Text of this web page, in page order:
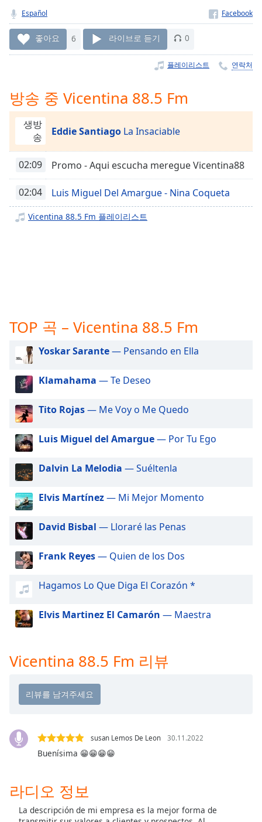
live LIVE
Remaining
Time-
Playback
Rate
Chapters
Chapters
Descriptions
descriptions
selected
dialog
subtitles
off
selected
Audio
Track
Picture-
Picture
Fullscreen
This
modal
window.
Beginning
dialog
Escape
cancel
and
the
window.
Color
Opacity
Background
Color
Español
좋아요 6 라이브로 듣기 0
플레이리스트 연락처
방송 중 Vicentina 88.5 Fm
생방
송
Eddie Santiago La Insaciable
02:09 Promo - Aqui escucha meregue Vicentina88
02:04 Luis Miguel Del Amargue - Nina Coqueta
Vicentina 88.5 Fm 플레이리스트
TOP 곡 – Vicentina 88.5 Fm
Yoskar Sarante— Pensando en Ella
Klamahama — Te Deseo
Tito Rojas— Me Voy o Me Quedo
Luis Miguel del Amargue— Por Tu Ego
Dalvin La Melodia — Suéltenla
Elvis Martínez— Mi Mejor Momento
David Bisbal — Lloraré las Penas
Frank Reyes— Quien de los Dos
Hagamos Lo Que Diga El Corazón *
Elvis Martinez El Camarón — Maestra
Vicentina 88.5 Fm 리뷰
susan Lemos De Leon 30.11.2022
Buenísima 😁😁😁😁
라디오 정보
La descripción de mi empresa es la mejor forma de